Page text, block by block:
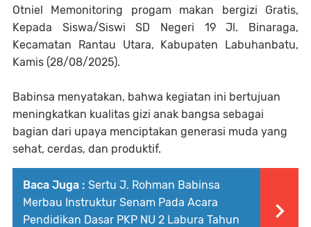
Otniel Memonitoring progam makan bergizi Gratis,
Kepada Siswa/Siswi SD Negeri 19 Jl. Binaraga,
Kecamatan Rantau Utara, Kabupaten Labuhanbatu,
Kamis (28/08/2025).
Babinsa menyatakan, bahwa kegiatan ini bertujuan
meningkatkan kualitas gizi anak bangsa sebagai
bagian dari upaya menciptakan generasi muda yang
sehat, cerdas, dan produktif.
Baca Juga : Sertu J. Rohman Babinsa
Merbau Instruktur Senam Pada Acara
Pendidikan Dasar PKP NU 2 Labura Tahun